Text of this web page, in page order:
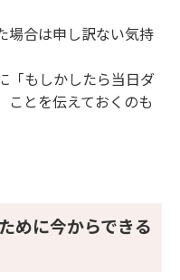
場合は申し訳ない気持
「もしかしたら当日ダ
ことを伝えておくのも
めに今からできる